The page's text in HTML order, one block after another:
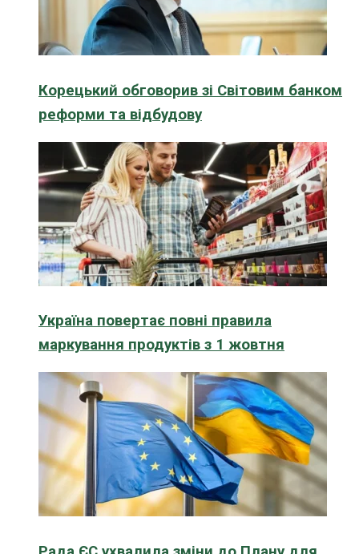
Корецький обговорив зі Світовим банком
реформи та відбудову
Україна повертає повні правила
маркування продуктів з 1 жовтня